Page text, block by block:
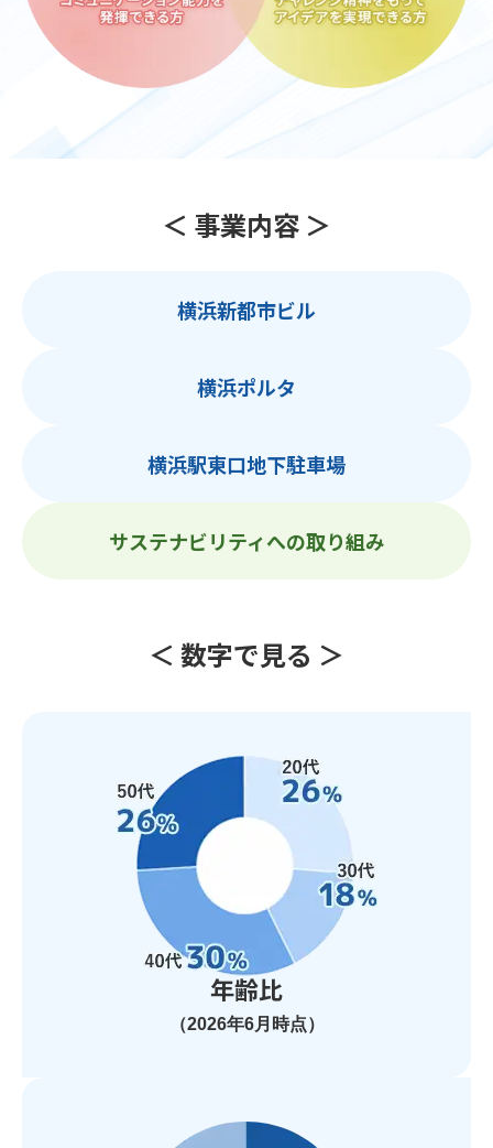
＜ 事業内容 ＞
横浜新都市ビル
横浜ポルタ
横浜駅東口地下駐車場
サステナビリティへの取り組み
＜ 数字で見る ＞
年齢比
（2026年6月時点）